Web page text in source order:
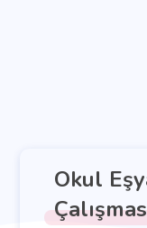
Okul